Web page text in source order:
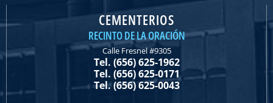
CEMENTERIOS
RECINTO DE LA ORACIÓN
Calle Fresnel #9305
Tel. (656) 625-1962
Tel. (656) 625-0171
Tel. (656) 625-0043